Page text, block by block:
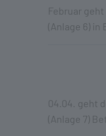
Februar
(Anlage 6) in
04.04. geht
(Anlage 7)